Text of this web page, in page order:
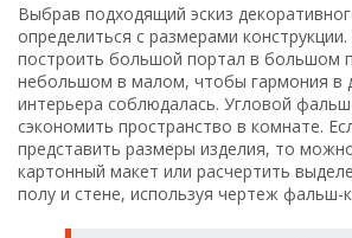
Выбрав подходящий эскиз
определиться с размерами
построить большой портал в большом
небольшом в малом, чтобы гармония в
интерьера соблюдалась. Угловой
сэкономить пространство в комнате.
представить размеры изделия, то
картонный макет или расчертить
полу и стене, используя чертеж фальш-